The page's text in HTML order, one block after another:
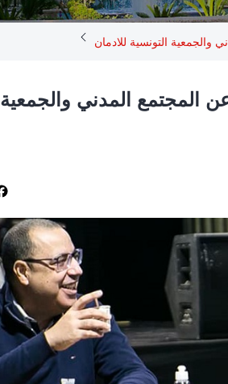
التونسية للادمان
المجتمع المدني والجمعية